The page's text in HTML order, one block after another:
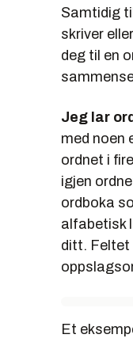
Samtidig
skriver
deg til en
Jeg lar
med noen
ordnet i
igjen
ordboka
alfabetisk
ditt. Feltet
Et